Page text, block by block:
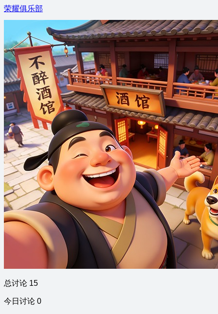
荣耀俱乐部
总讨论 15
今日讨论 0